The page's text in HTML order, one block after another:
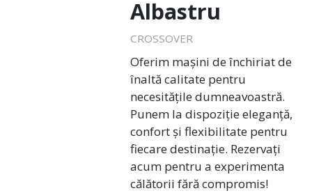
Albastru
CROSSOVER
Oferim mașini de închiriat de
înaltă calitate pentru
necesitățile dumneavoastră.
Punem la dispoziție eleganță,
confort și flexibilitate pentru
fiecare destinație. Rezervați
acum pentru a experimenta
călătorii fără compromis!